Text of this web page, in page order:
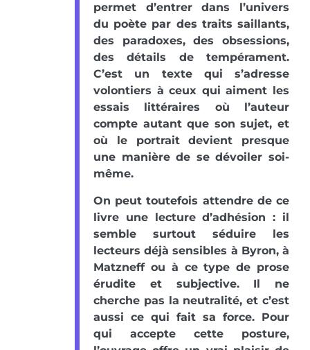
permet d’entrer dans l’univers
du poète par des traits saillants,
des paradoxes, des obsessions,
des détails de tempérament.
C’est un texte qui s’adresse
volontiers à ceux qui aiment les
essais littéraires où l’auteur
compte autant que son sujet, et
où le portrait devient presque
une manière de se dévoiler soi-
même.
On peut toutefois attendre de ce
livre une lecture d’adhésion : il
semble surtout séduire les
lecteurs déjà sensibles à Byron, à
Matzneff ou à ce type de prose
érudite et subjective. Il ne
cherche pas la neutralité, et c’est
aussi ce qui fait sa force. Pour
qui accepte cette posture,